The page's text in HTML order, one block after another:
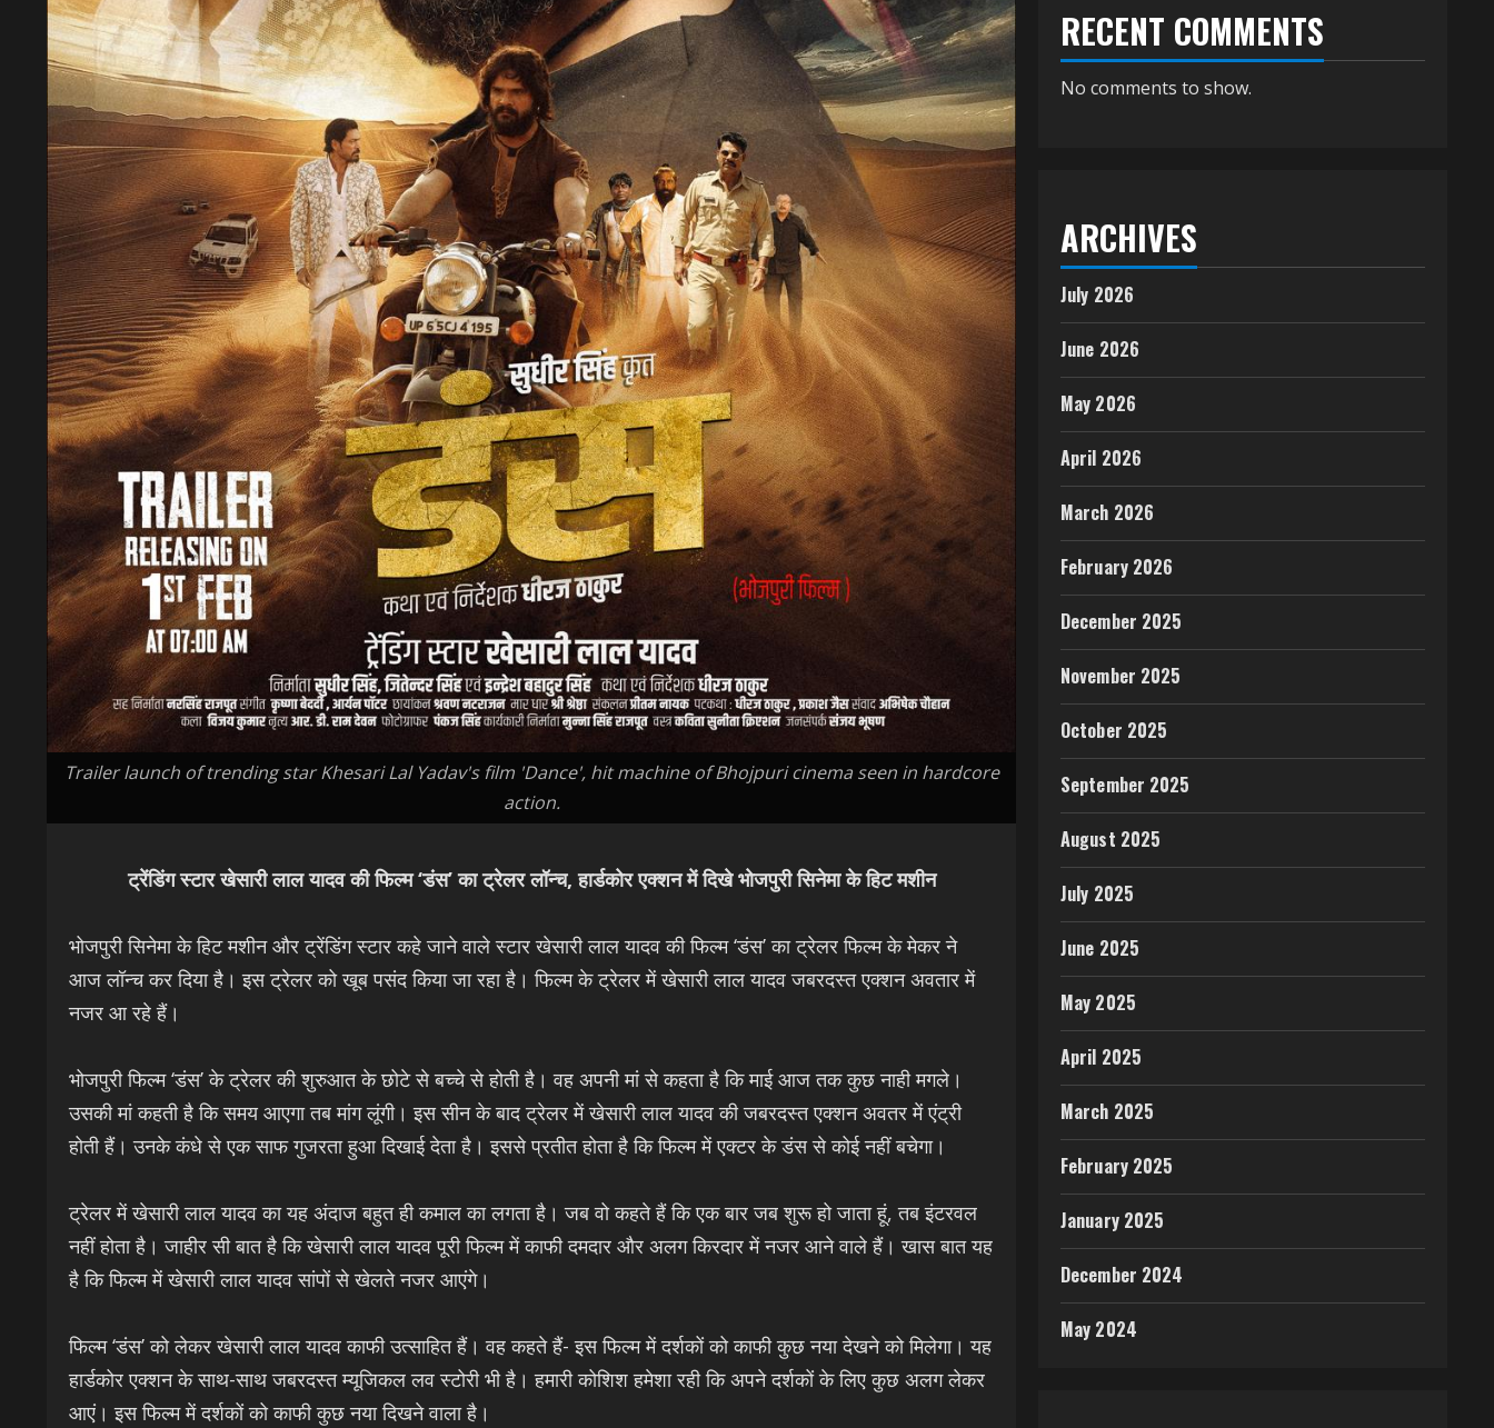
Trailer launch of trending star Khesari Lal Yadav's film 'Dance', hit machine of Bhojpuri cinema seen in hardcore
action.
ट्रेंडिंग स्टार खेसारी लाल यादव की फिल्म ‘डंस’ का ट्रेलर लॉन्च, हार्डकोर एक्शन में दिखे भोजपुरी सिनेमा के हिट मशीन
भोजपुरी सिनेमा के हिट मशीन और ट्रेंडिंग स्टार कहे जाने वाले स्टार खेसारी लाल यादव की फिल्म ‘डंस’ का ट्रेलर फिल्म के मेकर ने
आज लॉन्च कर दिया है। इस ट्रेलर को खूब पसंद किया जा रहा है। फिल्म के ट्रेलर में खेसारी लाल यादव जबरदस्त एक्शन अवतार में
नजर आ रहे हैं।
भोजपुरी फिल्म ‘डंस’ के ट्रेलर की शुरुआत के छोटे से बच्चे से होती है। वह अपनी मां से कहता है कि माई आज तक कुछ नाही मगले।
उसकी मां कहती है कि समय आएगा तब मांग लूंगी। इस सीन के बाद ट्रेलर में खेसारी लाल यादव की जबरदस्त एक्शन अवतर में एंट्री
होती हैं। उनके कंधे से एक साफ गुजरता हुआ दिखाई देता है। इससे प्रतीत होता है कि फिल्म में एक्टर के डंस से कोई नहीं बचेगा।
ट्रेलर में खेसारी लाल यादव का यह अंदाज बहुत ही कमाल का लगता है। जब वो कहते हैं कि एक बार जब शुरू हो जाता हूं, तब इंटरवल
नहीं होता है। जाहीर सी बात है कि खेसारी लाल यादव पूरी फिल्म में काफी दमदार और अलग किरदार में नजर आने वाले हैं। खास बात यह
है कि फिल्म में खेसारी लाल यादव सांपों से खेलते नजर आएंगे।
फिल्म ‘डंस’ को लेकर खेसारी लाल यादव काफी उत्साहित हैं। वह कहते हैं- इस फिल्म में दर्शकों को काफी कुछ नया देखने को मिलेगा। यह
हार्डकोर एक्शन के साथ-साथ जबरदस्त म्यूजिकल लव स्टोरी भी है। हमारी कोशिश हमेशा रही कि अपने दर्शकों के लिए कुछ अलग लेकर
आएं। इस फिल्म में दर्शकों को काफी कुछ नया दिखने वाला है।
RECENT COMMENTS
No comments to show.
ARCHIVES
July 2026
June 2026
May 2026
April 2026
March 2026
February 2026
December 2025
November 2025
October 2025
September 2025
August 2025
July 2025
June 2025
May 2025
April 2025
March 2025
February 2025
January 2025
December 2024
May 2024